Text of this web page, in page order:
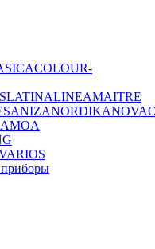
COLOUR-
LATINALINEAMAITRE
NIZANORDIKANOVA